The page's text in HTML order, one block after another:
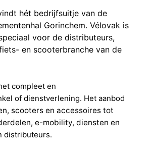
hét bedrijfsuitje van de
Gorinchem. Vélovak is
voor de distributeurs,
en scooterbranche van de
compleet en
of dienstverlening. Het aanbod
scooters en accessoires tot
e-mobility, diensten en
distributeurs.